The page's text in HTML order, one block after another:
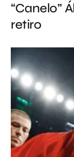
“Canelo”
retiro